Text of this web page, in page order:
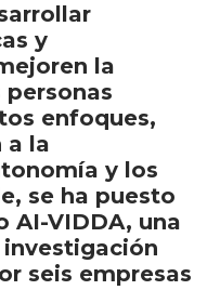
y
la
enfoques,
a la
y los
se ha puesto
AI-VIDDA, una
seis empresas